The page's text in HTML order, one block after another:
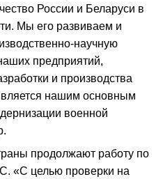
России и Беларуси в
Мы его развиваем и
предприятий,
и производства
нашим основным
военной
продолжают работу по
«С целью проверки на